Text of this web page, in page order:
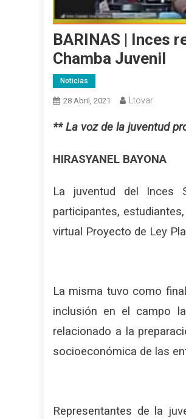
BARINAS | Inces
Chamba Juvenil
Noticias
28 Abril, 2021 Ltovar
** La voz de la juventud
HIRASYANEL BAYONA
La juventud del Inces
participantes,
virtual Proyecto de Ley
La misma tuvo como
inclusión en el campo
relacionado a la
socioeconómica de las
Representantes de la